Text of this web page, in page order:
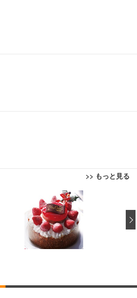
>> もっと見る
ス 通気性メッシュ 在宅ワーク H-WY01